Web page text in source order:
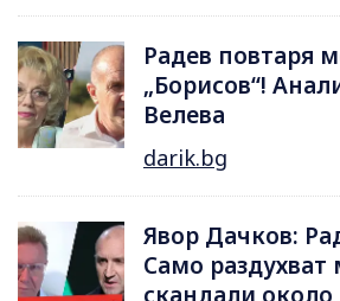
Радев повтаря
„Борисов“!
Велева
darik.bg
Явор Дачков:
Само раздухват